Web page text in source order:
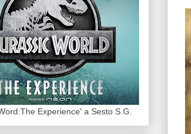
Experience' a Sesto S.G.